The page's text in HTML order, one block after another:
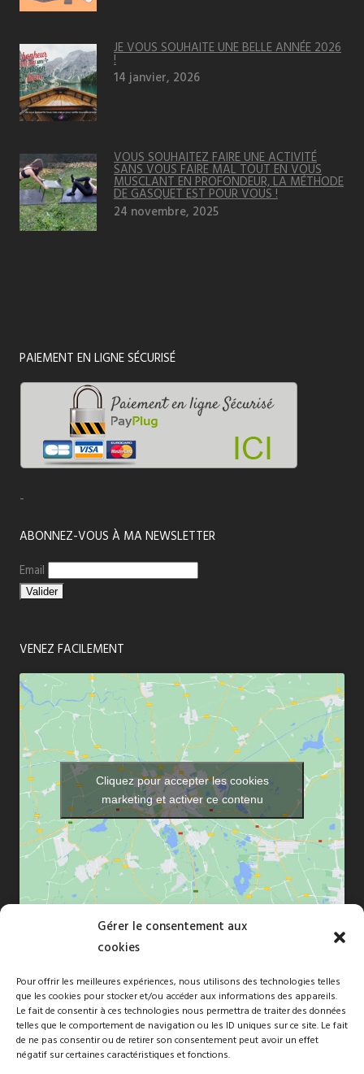
Gérer le consentement aux
cookies
Pour offrir les meilleures expériences, nous utilisons des technologies telles
que les cookies pour stocker et/ou accéder aux informations des appareils.
Le fait de consentir à ces technologies nous permettra de traiter des données
telles que le comportement de navigation ou les ID uniques sur ce site. Le fait
de ne pas consentir ou de retirer son consentement peut avoir un effet
négatif sur certaines caractéristiques et fonctions.
JE VOUS SOUHAITE UNE BELLE ANNÉE 2026
!
14 janvier, 2026
VOUS SOUHAITEZ FAIRE UNE ACTIVITÉ
SANS VOUS FAIRE MAL TOUT EN VOUS
MUSCLANT EN PROFONDEUR, LA MÉTHODE
DE GASQUET EST POUR VOUS !
24 novembre, 2025
PAIEMENT EN LIGNE SÉCURISÉ
-
ABONNEZ-VOUS À MA NEWSLETTER
Email
VENEZ FACILEMENT
Cliquez pour accepter les cookies
marketing et activer ce contenu
Copyright © 2010-2026 Florence Dréan. Tous droits réservés -Site
naturépathé parFBMediaworks
Membre d’une association de gestion agréée, le règlement des